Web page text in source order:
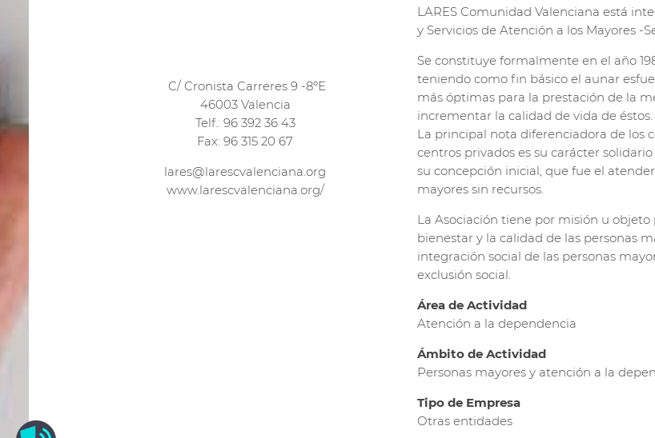
C/ Cronista Carreres 9 -8ºE
46003 Valencia
Telf.: 96 392 36 43
Fax: 96 315 20 67
lares@larescvalenciana.org
www.larescvalenciana.org/
LARES Comunidad Valenciana está
y Servicios de Atención a los Mayores -
Se constituye formalmente en el año
teniendo como fin básico el aunar
más óptimas para la prestación de la
incrementar la calidad de vida de éstos.
La principal nota diferenciadora de los
centros privados es su carácter
su concepción inicial, que fue el
mayores sin recursos.
La Asociación tiene por misión u
bienestar y la calidad de las personas
integración social de las personas
exclusión social.
Área de Actividad
Atención a la dependencia
Ámbito de Actividad
Personas mayores y atención a la
Tipo de Empresa
Otras entidades